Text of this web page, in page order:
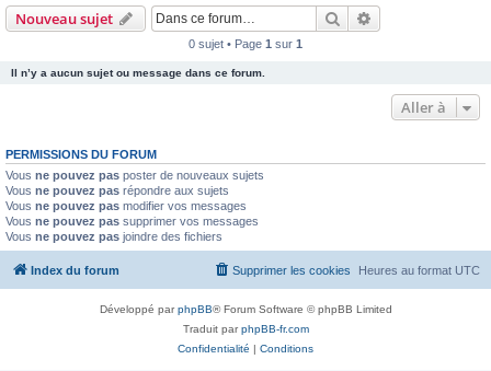
Nouveau sujet Rechercher
0 sujet • Page 1 sur 1
Il n’y a aucun sujet ou message dans ce forum.
Aller à
PERMISSIONS DU FORUM
Vous ne pouvez pas poster de nouveaux sujets
Vous ne pouvez pas répondre aux sujets
Vous ne pouvez pas modifier vos messages
Vous ne pouvez pas supprimer vos messages
Vous ne pouvez pas joindre des fichiers
Index du forum Heures au format UTC
Supprimer les cookies
Développé parphpBB® Forum Software © phpBB Limited
Traduit parphpBB-fr.com
Confidentialité | Conditions